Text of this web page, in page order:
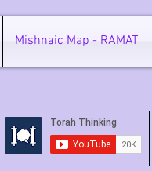
Mishnaic Map - RAMAT